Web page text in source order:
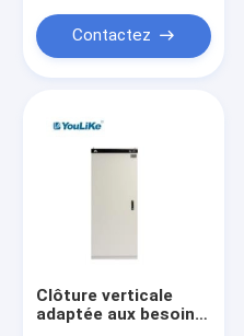
Contactez
Clôture verticale
adaptée aux besoins